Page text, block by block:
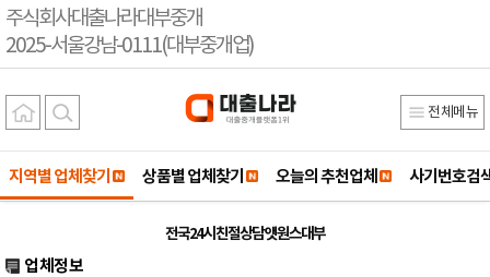
주식회사대출나라대부중개
2025-서울강남-0111(대부중개업)
전체메뉴
지역별 업체찾기 상품별 업체찾기 오늘의 추천업체 사기번호검
전국24시 친절상담 앳원스대부
업체정보